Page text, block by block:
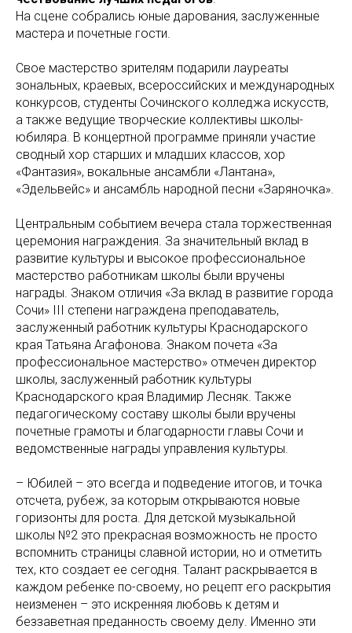
На сцене собрались юные дарования, заслуженные
мастера и почетные гости.
Свое мастерство зрителям подарили лауреаты
зональных, краевых, всероссийских и международных
конкурсов, студенты Сочинского колледжа искусств,
а также ведущие творческие коллективы школы-
юбиляра. В концертной программе приняли участие
сводный хор старших и младших классов, хор
«Фантазия», вокальные ансамбли «Лантана»,
«Эдельвейс» и ансамбль народной песни «Заряночка».
Центральным событием вечера стала торжественная
церемония награждения. За значительный вклад в
развитие культуры и высокое профессиональное
мастерство работникам школы были вручены
награды. Знаком отличия «За вклад в развитие города
Сочи» III степени награждена преподаватель,
заслуженный работник культуры Краснодарского
края Татьяна Агафонова. Знаком почета «За
профессиональное мастерство» отмечен директор
школы, заслуженный работник культуры
Краснодарского края Владимир Лесняк. Также
педагогическому составу школы были вручены
почетные грамоты и благодарности главы Сочи и
ведомственные награды управления культуры.
– Юбилей – это всегда и подведение итогов, и точка
отсчета, рубеж, за которым открываются новые
горизонты для роста. Для детской музыкальной
школы №2 это прекрасная возможность не просто
вспомнить страницы славной истории, но и отметить
тех, кто создает ее сегодня. Талант раскрывается в
каждом ребенке по-своему, но рецепт его раскрытия
неизменен – это искренняя любовь к детям и
беззаветная преданность своему делу. Именно эти